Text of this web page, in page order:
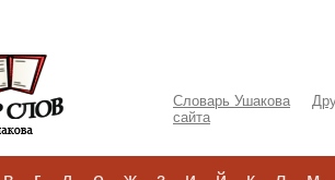
Словарь Ушакова
сайта